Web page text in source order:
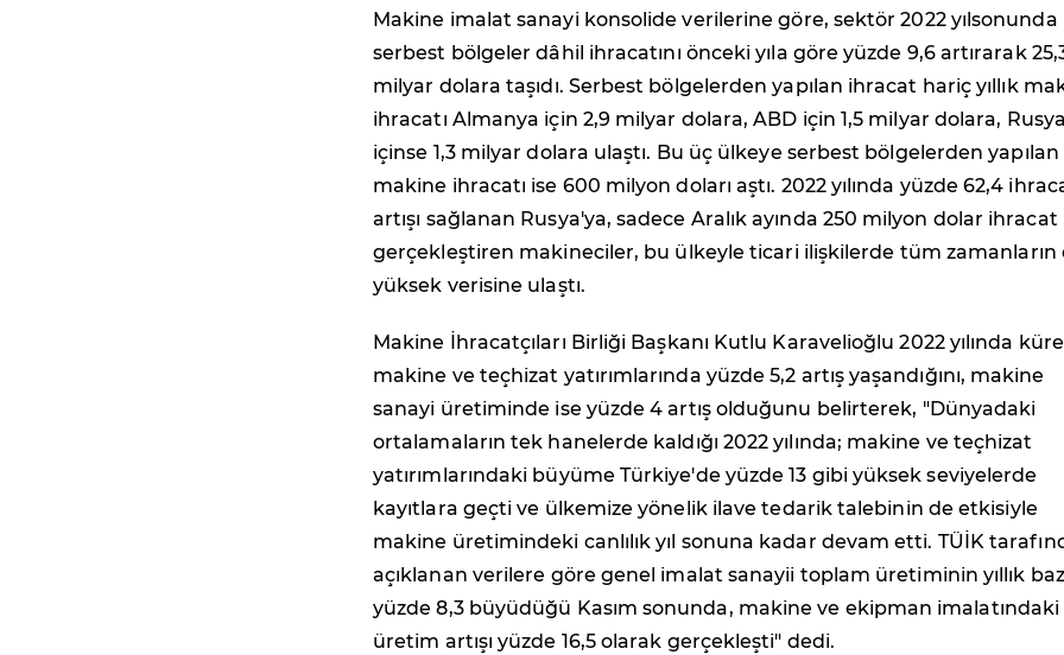
Makine imalat sanayi konsolide verilerine göre, sektör 2022 yılsonunda
serbest bölgeler dâhil ihracatını önceki yıla göre yüzde 9,6 artırarak
milyar dolara taşıdı. Serbest bölgelerden yapılan ihracat hariç yıllık
ihracatı Almanya için 2,9 milyar dolara, ABD için 1,5 milyar dolara, Rusya
içinse 1,3 milyar dolara ulaştı. Bu üç ülkeye serbest bölgelerden yapılan
makine ihracatı ise 600 milyon doları aştı. 2022 yılında yüzde 62,4
artışı sağlanan Rusya'ya, sadece Aralık ayında 250 milyon dolar ihracat
gerçekleştiren makineciler, bu ülkeyle ticari ilişkilerde tüm zamanların
yüksek verisine ulaştı.
Makine İhracatçıları Birliği Başkanı Kutlu Karavelioğlu 2022 yılında
makine ve teçhizat yatırımlarında yüzde 5,2 artış yaşandığını, makine
sanayi üretiminde ise yüzde 4 artış olduğunu belirterek, "Dünyadaki
ortalamaların tek hanelerde kaldığı 2022 yılında; makine ve teçhizat
yatırımlarındaki büyüme Türkiye'de yüzde 13 gibi yüksek seviyelerde
kayıtlara geçti ve ülkemize yönelik ilave tedarik talebinin de etkisiyle
makine üretimindeki canlılık yıl sonuna kadar devam etti. TÜİK
açıklanan verilere göre genel imalat sanayii toplam üretiminin yıllık
yüzde 8,3 büyüdüğü Kasım sonunda, makine ve ekipman imalatındaki
üretim artışı yüzde 16,5 olarak gerçekleşti" dedi.